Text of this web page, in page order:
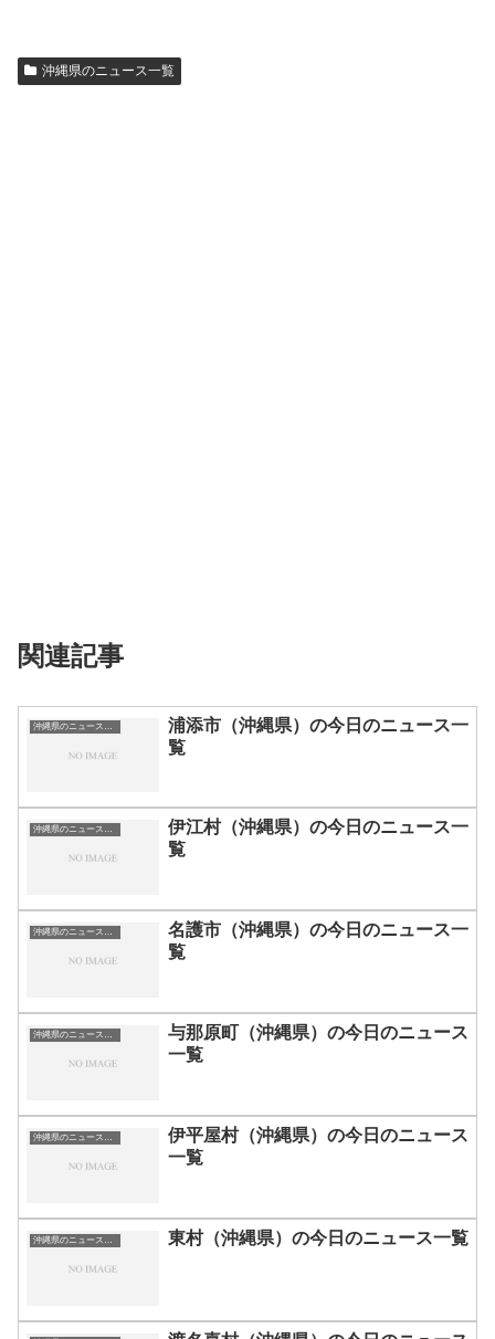
沖縄県のニュース一覧
関連記事
沖縄県のニュース一覧
浦添市（沖縄県）の今日のニュース一
覧
沖縄県のニュース一覧
伊江村（沖縄県）の今日のニュース一
覧
沖縄県のニュース一覧
名護市（沖縄県）の今日のニュース一
覧
沖縄県のニュース一覧
与那原町（沖縄県）の今日のニュース
一覧
沖縄県のニュース一覧
伊平屋村（沖縄県）の今日のニュース
一覧
沖縄県のニュース一覧 東村（沖縄県）の今日のニュース一覧